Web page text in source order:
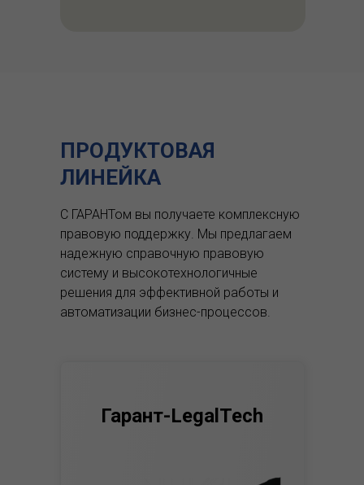
ПРОДУКТОВАЯ
ЛИНЕЙКА
С ГАРАНТом вы получаете комплексную
правовую поддержку. Мы предлагаем
надежную справочную правовую
систему и высокотехнологичные
решения для эффективной работы и
автоматизации бизнес-процессов.
Гарант-LegalTech